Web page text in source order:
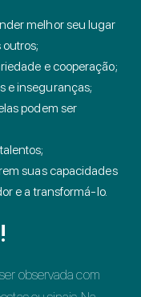
melhor seu lugar
e cooperação;
e inseguranças;
podem ser
suas capacidades
e a transformá-lo.
observada com